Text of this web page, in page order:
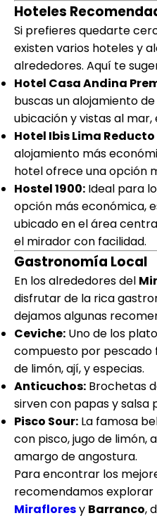
Hoteles
Si prefieres quedarte
existen varios hoteles y
alrededores. Aquí te
Hotel Casa Andina
buscas un alojamiento
ubicación y vistas al
Hotel Ibis Lima
alojamiento más
hotel ofrece una opción
Hostel 1900: Ideal para
opción más económica,
ubicado en el área
el mirador con facilidad.
Gastronomía Local
En los alrededores del
disfrutar de la rica
dejamos algunas
Ceviche: Uno de los
compuesto por pescado
de limón, ají, y especias.
Anticuchos: Brochetas
sirven con papas y salsa
Pisco Sour: La famosa
con pisco, jugo de limón,
amargo de angostura.
Para encontrar los
recomendamos
Mirafloresy Barranco,